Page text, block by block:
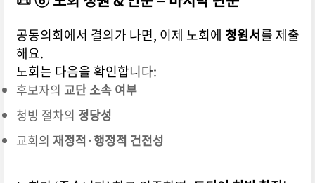
공동의회에서 결의가 나면, 이제 노회에 청원서를 제출
해요.
노회는 다음을 확인합니다:
후보자의 교단 소속 여부
청빙 절차의 정당성
교회의 재정적·행정적 건전성